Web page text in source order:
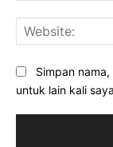
Simpan
untuk lain kali